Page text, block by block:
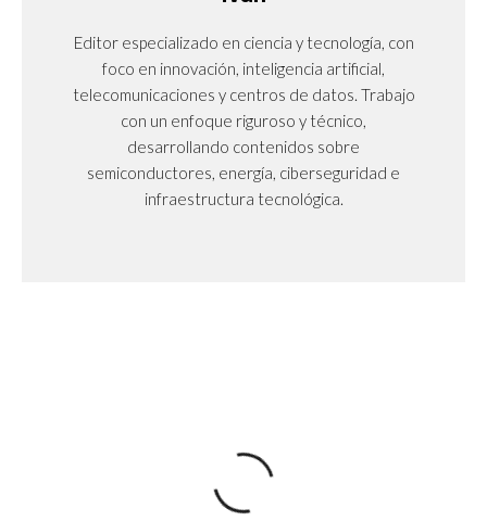
Editor especializado en ciencia y tecnología, con
foco en innovación, inteligencia artificial,
telecomunicaciones y centros de datos. Trabajo
con un enfoque riguroso y técnico,
desarrollando contenidos sobre
semiconductores, energía, ciberseguridad e
infraestructura tecnológica.